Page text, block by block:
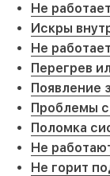
Не
Искры
Не
Перегрев
Появление
Проблемы
Поломка
Не
Не горит